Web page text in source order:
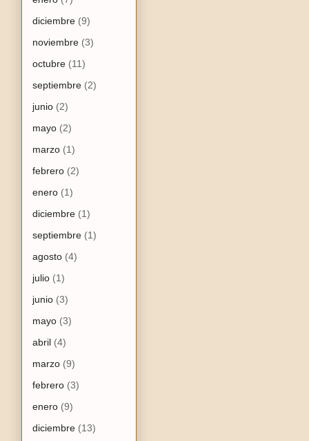
diciembre (9)
noviembre (3)
octubre (11)
septiembre (2)
junio (2)
mayo (2)
marzo (1)
febrero (2)
enero (1)
diciembre (1)
septiembre (1)
agosto (4)
julio (1)
junio (3)
mayo (3)
abril (4)
marzo (9)
febrero (3)
enero (9)
diciembre (13)